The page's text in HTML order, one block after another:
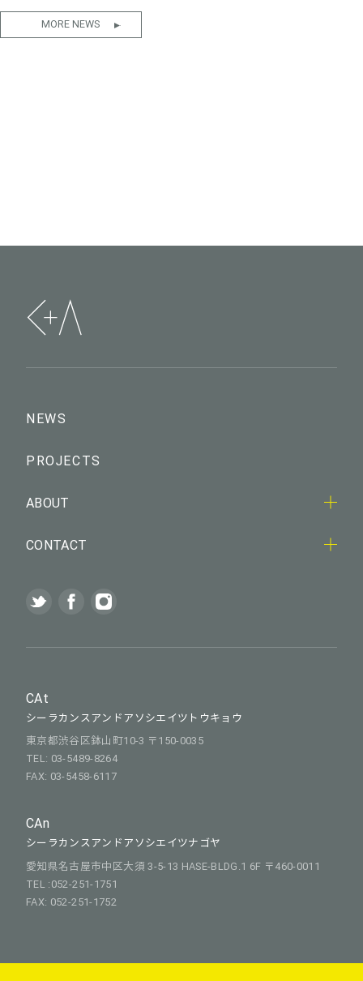
MORE NEWS
NEWS
PROJECTS
ABOUT
CONTACT
CAt
シーラカンスアンドアソシエイツトウキョウ
東京都渋谷区鉢山町10-3 〒150-0035
TEL: 03-5489-8264
FAX: 03-5458-6117
CAn
シーラカンスアンドアソシエイツナゴヤ
愛知県名古屋市中区大須 3-5-13 HASE-BLDG.1 6F 〒460-0011
TEL :052-251-1751
FAX: 052-251-1752